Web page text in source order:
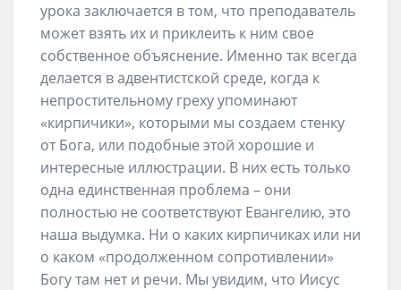
урока заключается в том, что преподаватель
может взять их и приклеить к ним свое
собственное объяснение. Именно так всегда
делается в адвентистской среде, когда к
непростительному греху упоминают
«кирпичики», которыми мы создаем стенку
от Бога, или подобные этой хорошие и
интересные иллюстрации. В них есть только
одна единственная проблема – они
полностью не соответствуют Евангелию, это
наша выдумка. Ни о каких кирпичиках или ни
о каком «продолженном сопротивлении»
Богу там нет и речи. Мы увидим, что Иисус